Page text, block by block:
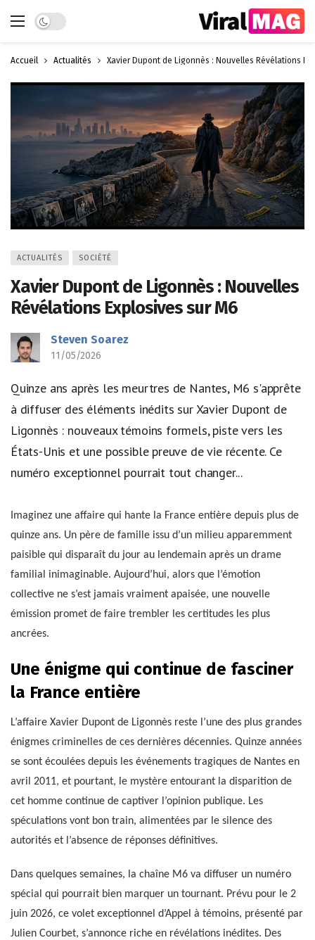
Dark mode
Accueil Actualités Xavier Dupont de Ligonnès : Nouvelles Révélations
ACTUALITÉS SOCIÉTÉ
Xavier Dupont de Ligonnès : Nouvelles
Révélations Explosives sur M6
Steven Soarez
11/05/2026
Quinze ans après les meurtres de Nantes, M6 s'apprête
à diffuser des éléments inédits sur Xavier Dupont de
Ligonnès : nouveaux témoins formels, piste vers les
États-Unis et une possible preuve de vie récente. Ce
numéro exceptionnel pourrait tout changer...
Imaginez une affaire qui hante la France entière depuis plus de
quinze ans. Un père de famille issu d’un milieu apparemment
paisible qui disparaît du jour au lendemain après un drame
familial inimaginable. Aujourd’hui, alors que l’émotion
collective ne s’est jamais vraiment apaisée, une nouvelle
émission promet de faire trembler les certitudes les plus
ancrées.
Une énigme qui continue de fasciner
la France entière
L’affaire Xavier Dupont de Ligonnès reste l’une des plus grandes
énigmes criminelles de ces dernières décennies. Quinze années
se sont écoulées depuis les événements tragiques de Nantes en
avril 2011, et pourtant, le mystère entourant la disparition de
cet homme continue de captiver l’opinion publique. Les
spéculations vont bon train, alimentées par le silence des
autorités et l’absence de réponses définitives.
Dans quelques semaines, la chaîne M6 va diffuser un numéro
spécial qui pourrait bien marquer un tournant. Prévu pour le 2
juin 2026, ce volet exceptionnel d’Appel à témoins, présenté par
Julien Courbet, s’annonce riche en révélations inédites. Des